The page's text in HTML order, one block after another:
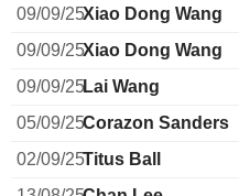
09/09/25Xiao Dong Wang
09/09/25Xiao Dong Wang
09/09/25Lai Wang
05/09/25Corazon Sanders
02/09/25Titus Ball